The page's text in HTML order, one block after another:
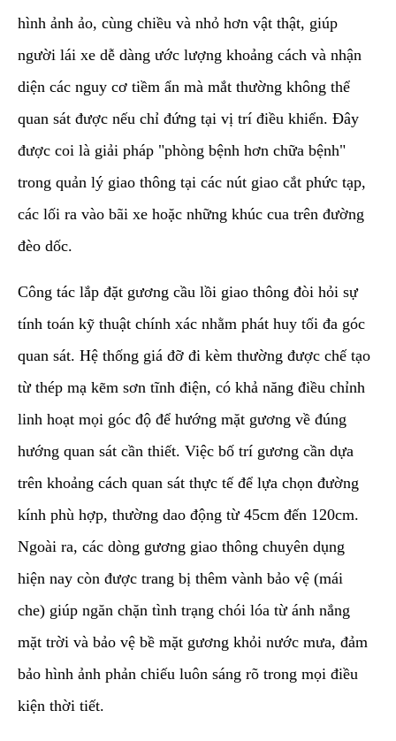
hình ảnh ảo, cùng chiều và nhỏ hơn vật thật, giúp
người lái xe dễ dàng ước lượng khoảng cách và nhận
diện các nguy cơ tiềm ẩn mà mắt thường không thể
quan sát được nếu chỉ đứng tại vị trí điều khiển. Đây
được coi là giải pháp "phòng bệnh hơn chữa bệnh"
trong quản lý giao thông tại các nút giao cắt phức tạp,
các lối ra vào bãi xe hoặc những khúc cua trên đường
đèo dốc.
​Công tác lắp đặt gương cầu lồi giao thông đòi hỏi sự
tính toán kỹ thuật chính xác nhằm phát huy tối đa góc
quan sát. Hệ thống giá đỡ đi kèm thường được chế tạo
từ thép mạ kẽm sơn tĩnh điện, có khả năng điều chỉnh
linh hoạt mọi góc độ để hướng mặt gương về đúng
hướng quan sát cần thiết. Việc bố trí gương cần dựa
trên khoảng cách quan sát thực tế để lựa chọn đường
kính phù hợp, thường dao động từ 45cm đến 120cm.
Ngoài ra, các dòng gương giao thông chuyên dụng
hiện nay còn được trang bị thêm vành bảo vệ (mái
che) giúp ngăn chặn tình trạng chói lóa từ ánh nắng
mặt trời và bảo vệ bề mặt gương khỏi nước mưa, đảm
bảo hình ảnh phản chiếu luôn sáng rõ trong mọi điều
kiện thời tiết.